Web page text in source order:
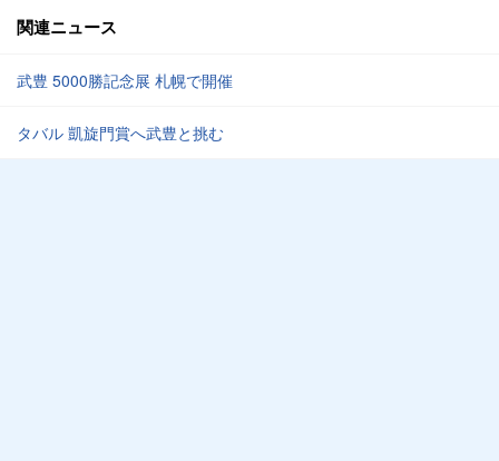
関連ニュース
武豊 5000勝記念展 札幌で開催
タバル 凱旋門賞へ武豊と挑む